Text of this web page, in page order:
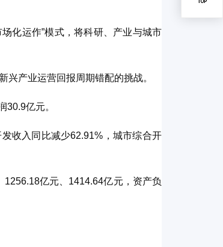
化运作”模式，将科研、产业与城市
产业运营回报周期错配的挑战。
亿元。
收入同比减少62.91%，城市综合开
亿元、1414.64亿元，资产负